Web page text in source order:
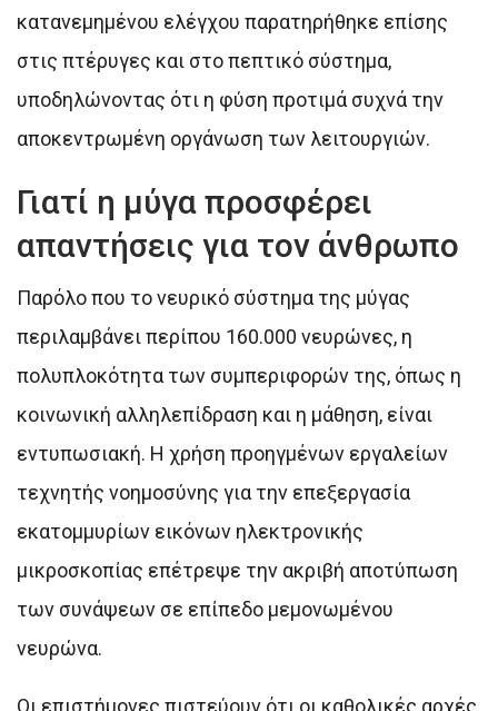
κατανεμημένου ελέγχου παρατηρήθηκε επίσης
στις πτέρυγες και στο πεπτικό σύστημα,
υποδηλώνοντας ότι η φύση προτιμά συχνά την
αποκεντρωμένη οργάνωση των λειτουργιών.
Γιατί η μύγα προσφέρει
απαντήσεις για τον άνθρωπο
Παρόλο που το νευρικό σύστημα της μύγας
περιλαμβάνει περίπου 160.000 νευρώνες, η
πολυπλοκότητα των συμπεριφορών της, όπως η
κοινωνική αλληλεπίδραση και η μάθηση, είναι
εντυπωσιακή. Η χρήση προηγμένων εργαλείων
τεχνητής νοημοσύνης για την επεξεργασία
εκατομμυρίων εικόνων ηλεκτρονικής
μικροσκοπίας επέτρεψε την ακριβή αποτύπωση
των συνάψεων σε επίπεδο μεμονωμένου
νευρώνα.
Οι επιστήμονες πιστεύουν ότι οι καθολικές αρχές